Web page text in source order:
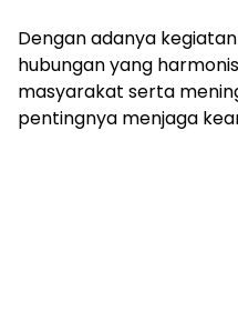
Dengan adanya
hubungan yang
masyarakat serta
pentingnya menjaga